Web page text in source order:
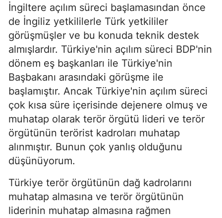
İngiltere açılım süreci başlamasından önce
de İngiliz yetkililerle Türk yetkililer
görüşmüşler ve bu konuda teknik destek
almışlardır. Türkiye'nin açılım süreci BDP'nin
dönem eş başkanları ile Türkiye'nin
Başbakanı arasındaki görüşme ile
başlamıştır. Ancak Türkiye'nin açılım süreci
çok kısa süre içerisinde dejenere olmuş ve
muhatap olarak terör örgütü lideri ve terör
örgütünün terörist kadroları muhatap
alınmıştır. Bunun çok yanlış olduğunu
düşünüyorum.
Türkiye terör örgütünün dağ kadrolarını
muhatap almasına ve terör örgütünün
liderinin muhatap almasına rağmen